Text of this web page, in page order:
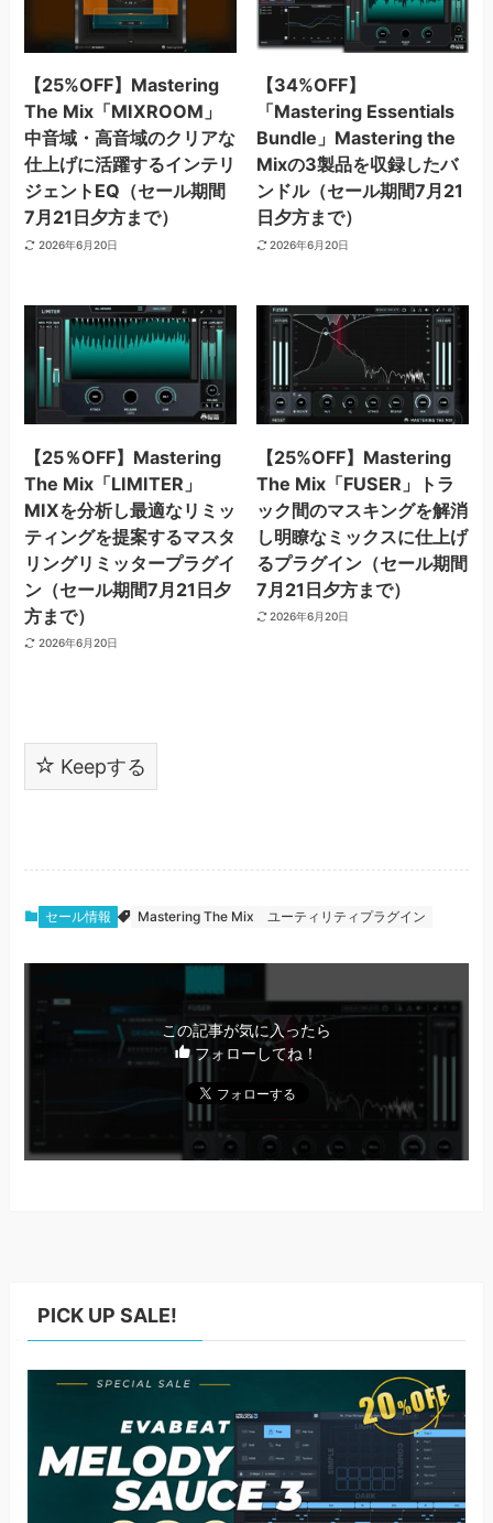
【25%OFF】Mastering
The Mix「MIXROOM」
中音域・高音域のクリアな
仕上げに活躍するインテリ
ジェントEQ（セール期間
7月21日夕方まで）
2026年6月20日
【34%OFF】
「Mastering Essentials
Bundle」Mastering the
Mixの3製品を収録したバ
ンドル（セール期間7月21
日夕方まで）
2026年6月20日
【25％OFF】Mastering
The Mix「LIMITER」
MIXを分析し最適なリミッ
ティングを提案するマスタ
リングリミッタープラグイ
ン（セール期間7月21日夕
方まで）
2026年6月20日
【25%OFF】Mastering
The Mix「FUSER」トラ
ック間のマスキングを解消
し明瞭なミックスに仕上げ
るプラグイン（セール期間
7月21日夕方まで）
2026年6月20日
Keepする
セール情報 Mastering The Mix ユーティリティプラグイン
この記事が気に入ったら
フォローしてね！
PICK UP SALE!